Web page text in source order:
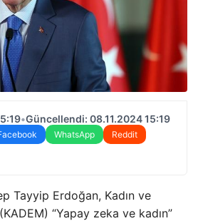
•Güncellendi: 08.11.2024 15:19
WhatsApp
Reddit
Tayyip Erdoğan, Kadın ve
“Yapay zeka ve kadın”